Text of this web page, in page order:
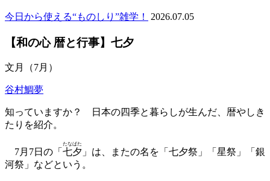
今日から使える“ものしり”雑学！ 2026.07.05
【和の心 暦と行事】七夕
文月（7月）
谷村鯛夢
知っていますか？ 日本の四季と暮らしが生んだ、暦やしき
たりを紹介。
7月7日の「 七夕
たなばた
」は、またの名を「七夕祭」「星祭」「銀
河祭」などという。